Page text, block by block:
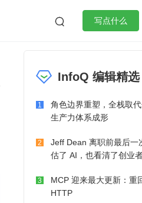
 写点什么
微服务架构 flutter
InfoQ 编辑精选
1
角色边界重塑，全栈取
生产力体系成形
2
Jeff Dean 离职前最后一
估了 AI，也看清了创业
3
MCP 迎来最大更新：重
HTTP